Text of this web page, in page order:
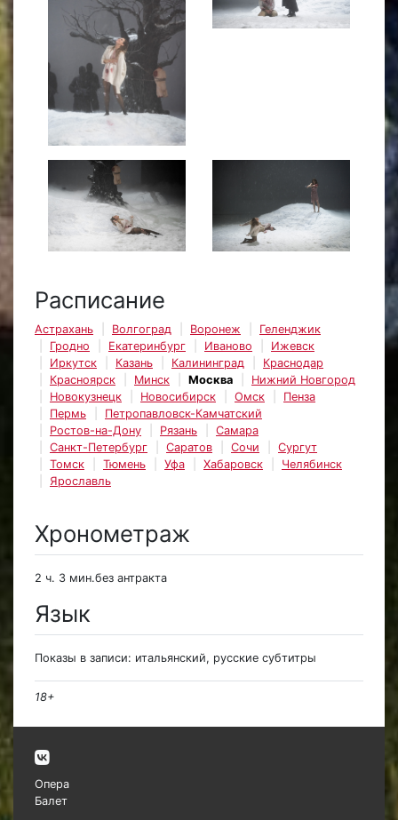
Расписание
Астрахань Волгоград Воронеж
Геленджик
Гродно
Екатеринбург Иваново
Ижевск
Иркутск
Казань Калининград
Краснодар
Красноярск
Минск Москва
Нижний Новгород
Новокузнецк
Новосибирск Омск
Пенза
Пермь
Петропавловск-Камчатский
Ростов-на-Дону
Рязань
Самара
Санкт-Петербург
Саратов Сочи
Сургут
Томск
Тюмень Уфа Хабаровск
Челябинск
Ярославль
Хронометраж
2 ч. 3 мин.без антракта
Язык
Показы в записи: итальянский, русские субтитры
18+
Опера
Балет